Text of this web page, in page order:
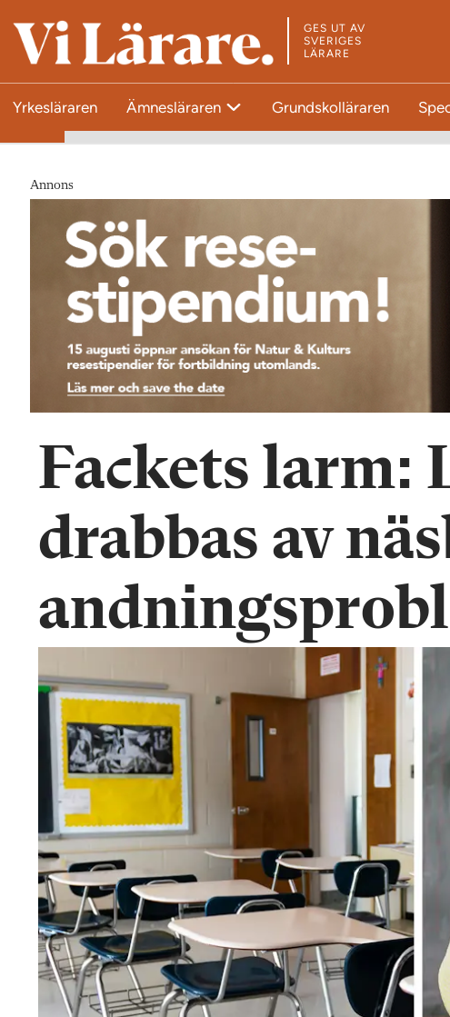
T
l
l
GES UT AV
SVERIGES
LÄRARE
Yrkesläraren Ämnesläraren Grundskolläraren
Annons
Fackets larm:
drabbas av